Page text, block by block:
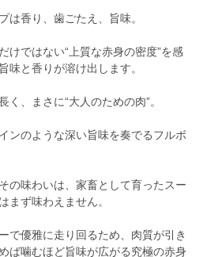
は香り、歯ごたえ、旨味。
けではない“上質な赤身の密度”を感
味と香りが溶け出します。
、まさに“大人のための肉”。
ンのような深い旨味を奏でるフルボ
の味わいは、家畜として育ったスー
まず味わえません。
で優雅に走り回るため、肉質が引き
ば噛むほど旨味が広がる究極の赤身